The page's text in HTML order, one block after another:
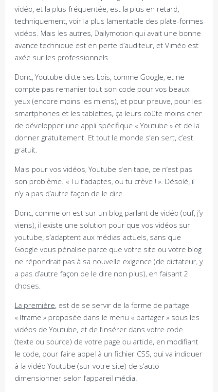
vidéo, et la plus fréquentée, est la plus en retard,
techniquement, voir la plus lamentable des plate-formes
vidéos. Mais les autres, Dailymotion qui avait une bonne
avance technique est en perte d’auditeur, et Viméo est
axée sur les professionnels.
Donc, Youtube dicte ses Lois, comme Google, et ne
compte pas remanier tout son code pour vos beaux
yeux (encore moins les miens), et pour preuve, pour les
smartphones et les tablettes, ça leurs coûte moins cher
de développer une appli spécifique « Youtube » et de la
donner gratuitement. Et tout le monde s’en sert, c’est
gratuit.
Mais pour vos vidéos, Youtube s’en tape, ce n’est pas
son problème. « Tu t’adaptes, ou tu crève ! ». Désolé, il
n’y a pas d’autre façon de le dire.
Donc, comme on est sur un blog parlant de vidéo (ouf, j’y
viens), il existe une solution pour que vos vidéos sur
youtube, s’adaptent aux médias actuels, sans que
Google vous pénalise parce que votre site ou votre blog
ne répondrait pas à sa nouvelle exigence (de dictateur, y
a pas d’autre façon de le dire non plus), en faisant 2
choses.
La première, est de se servir de la forme de partage
« Iframe » proposée dans le menu « partager » sous les
vidéos de Youtube, et de l’insérer dans votre code
(texte ou source) de votre page ou article, en modifiant
le code, pour faire appel à un fichier CSS, qui va indiquer
à la vidéo Youtube (sur votre site) de s’auto-
dimensionner selon l’appareil média.